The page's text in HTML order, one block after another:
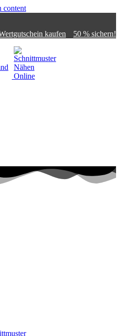
content
kaufen
50 % sichern!